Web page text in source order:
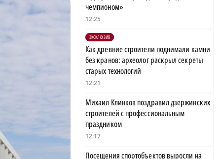
чемпионом»
12:25
ЭКСКЛЮЗИВ
Как древние строители поднимали камни
без кранов: археолог раскрыл секреты
старых технологий
12:21
Михаил Клинков поздравил дзержинских
строителей с профессиональным
праздником
12:17
Посещения спортобъектов выросли на